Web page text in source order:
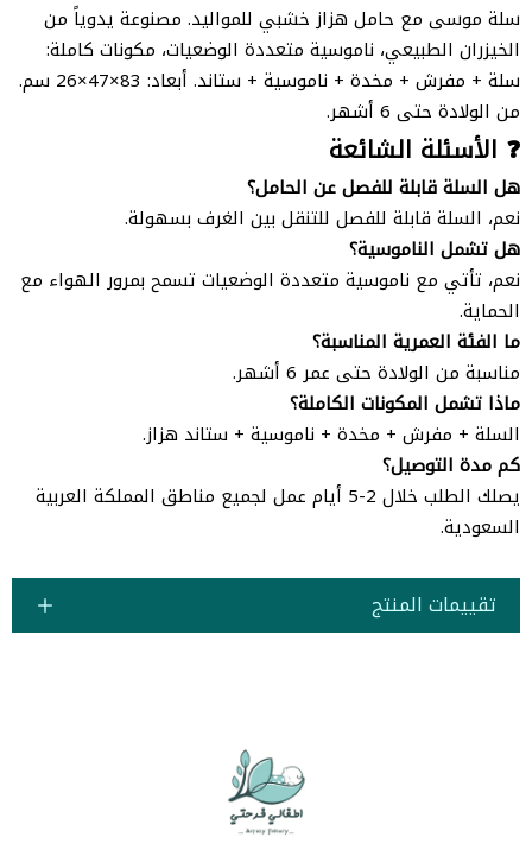
سلة موسى مع حامل هزاز خشبي للمواليد. مصنوعة يدوياً من
الخيزران الطبيعي، ناموسية متعددة الوضعيات، مكونات كاملة:
سلة + مفرش + مخدة + ناموسية + ستاند. أبعاد: 83×47×26 سم.
من الولادة حتى 6 أشهر.
❓ الأسئلة الشائعة
هل السلة قابلة للفصل عن الحامل؟
نعم، السلة قابلة للفصل للتنقل بين الغرف بسهولة.
هل تشمل الناموسية؟
نعم، تأتي مع ناموسية متعددة الوضعيات تسمح بمرور الهواء مع
الحماية.
ما الفئة العمرية المناسبة؟
مناسبة من الولادة حتى عمر 6 أشهر.
ماذا تشمل المكونات الكاملة؟
السلة + مفرش + مخدة + ناموسية + ستاند هزاز.
كم مدة التوصيل؟
يصلك الطلب خلال 2-5 أيام عمل لجميع مناطق المملكة العربية
السعودية.
تقييمات المنتج